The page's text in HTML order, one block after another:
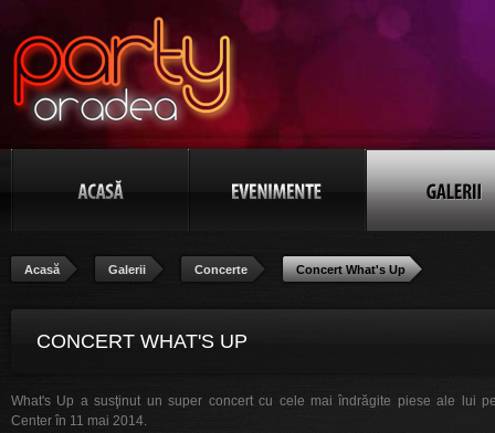
Acasă Galerii Concerte Concert What's Up
CONCERT WHAT'S UP
What's Up a susţinut un super concert cu cele mai îndrăgite piese ale lui
Center în 11 mai 2014.